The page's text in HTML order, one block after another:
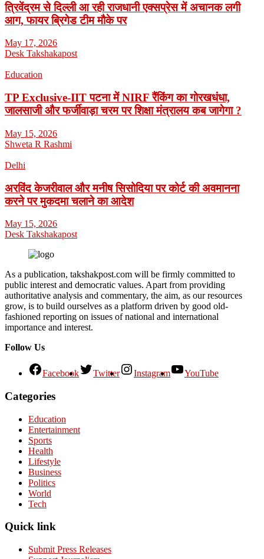
त्रिवेंद्रम से दिल्ली आ रही राजधानी एक्सप्रेस में अचानक लगी
आग, फायर ब्रिगेड टीम मौके पर
May 17, 2026
Desk Takshakapost
Education
TP Exclusive-IIT पटना में NIRF रैंकिंग का गोरखधंधा,
जालसाजी और फर्जीवाड़ा चरम पर शिक्षा मंत्रालय कब जागेगा ?
May 15, 2026
Shweta R Rashmi
Delhi
अरविंद केजरीवाल और मनीष सिसोदिया पर कोर्ट की अवमानना
करने पर मुकदमा चलाने का आदेश
May 15, 2026
Desk Takshakapost
As a publication, takshakpost.com will be firmly committed to
public interest and democratic values. Apart from providing
authoritative analysis and commentary, the aim, as our resources
grow, is to build ourselves as a platform driven by good old-
fashioned reporting on issues of national and international
importance and interest.
Follow Us
Facebook Twitter Instagram YouTube
Categories
Education
Entertainment
Sports
Health
Lifestyle
Business
Politics
World
Tech
Quick link
Submit Press Releases